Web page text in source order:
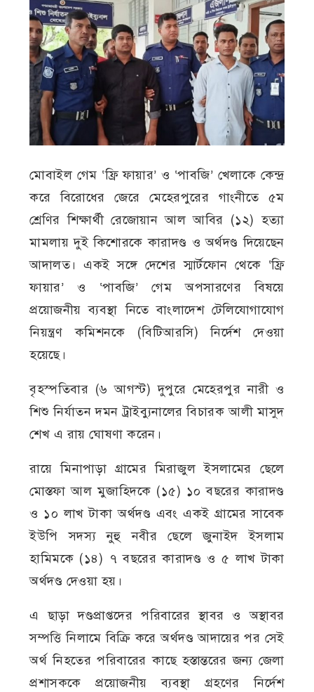
মোবাইল গেম ‘ফ্রি ফায়ার’ ও ‘পাবজি’ খেলাকে কেন্দ্র
করে বিরোধের জেরে মেহেরপুরের গাংনীতে ৫ম
শ্রেণির শিক্ষার্থী রেজোয়ান আল আবির (১২) হত্যা
মামলায় দুই কিশোরকে কারাদণ্ড ও অর্থদণ্ড দিয়েছেন
আদালত। একই সঙ্গে দেশের স্মার্টফোন থেকে ‘ফ্রি
ফায়ার’ ও ‘পাবজি’ গেম অপসারণের বিষয়ে
প্রয়োজনীয় ব্যবস্থা নিতে বাংলাদেশ টেলিযোগাযোগ
নিয়ন্ত্রণ কমিশনকে (বিটিআরসি) নির্দেশ দেওয়া
হয়েছে।
বৃহস্পতিবার (৬ আগস্ট) দুপুরে মেহেরপুর নারী ও
শিশু নির্যাতন দমন ট্রাইব্যুনালের বিচারক আলী মাসুদ
শেখ এ রায় ঘোষণা করেন।
রায়ে মিনাপাড়া গ্রামের মিরাজুল ইসলামের ছেলে
মোস্তফা আল মুজাহিদকে (১৫) ১০ বছরের কারাদণ্ড
ও ১০ লাখ টাকা অর্থদণ্ড এবং একই গ্রামের সাবেক
ইউপি সদস্য নুহু নবীর ছেলে জুনাইদ ইসলাম
হামিমকে (১৪) ৭ বছরের কারাদণ্ড ও ৫ লাখ টাকা
অর্থদণ্ড দেওয়া হয়।
এ ছাড়া দণ্ডপ্রাপ্তদের পরিবারের স্থাবর ও অস্থাবর
সম্পত্তি নিলামে বিক্রি করে অর্থদণ্ড আদায়ের পর সেই
অর্থ নিহতের পরিবারের কাছে হস্তান্তরের জন্য জেলা
প্রশাসককে প্রয়োজনীয় ব্যবস্থা গ্রহণের নির্দেশ